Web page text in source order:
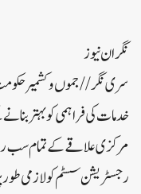
نگران نیوز
سری نگر// جموں و کشمیر
مرکزی علاقے کے تمام سب
رجسٹریشن سسٹم کو لازمی طور